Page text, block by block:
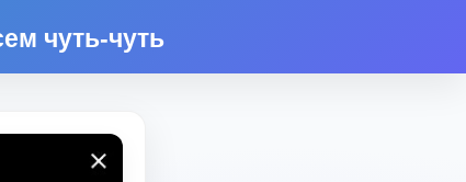
чуть-чуть